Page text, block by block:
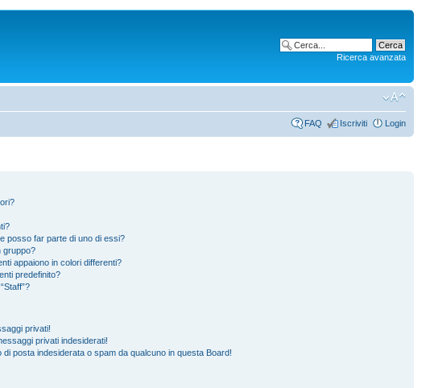
Ricerca avanzata
FAQ Iscriviti Login
posso far parte di uno di essi?
gruppo?
appaiono in colori differenti?
predefinito?
privati!
privati indesiderati!
posta indesiderata o spam da qualcuno in questa Board!